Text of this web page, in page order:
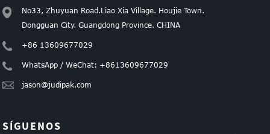
No33, Zhuyuan Road.Liao Xia Village. Houjie Town.
Dongguan City. Guangdong Province. CHINA
+86 13609677029
WhatsApp / WeChat: +8613609677029
jason@judipak.com
SÍGUENOS